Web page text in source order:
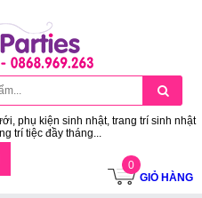
phụ kiện sinh nhật, trang trí sinh nhật
trí tiệc đầy tháng...
0
GIỎ HÀNG